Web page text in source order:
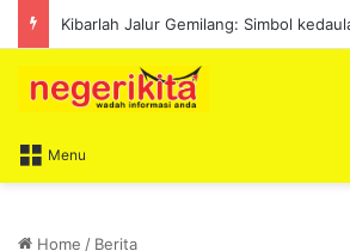
Menu
Home / Berita